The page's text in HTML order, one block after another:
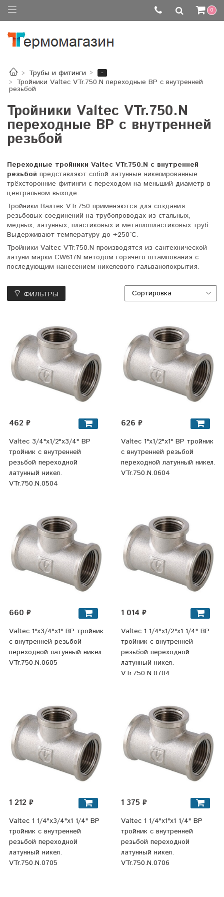
0
Трубы и фитинги
-
Тройники Valtec VTr.750.N переходные ВР с внутренней
резьбой
Тройники Valtec VTr.750.N
переходные ВР с внутренней
резьбой
Переходные тройники Valtec VTr.750.N с внутренней
резьбой представляют собой латунные никелированные
трёхсторонние фитинги с переходом на меньший диаметр в
центральном выходе.
Тройники Валтек VTr.750 применяются для создания
резьбовых соединений на трубопроводах из стальных,
медных, латунных, пластиковых и металлопластиковых труб.
Выдерживают температуру до +250°C.
Тройники Valtec VTr.750.N производятся из сантехнической
латуни марки CW617N методом горячего штампования с
последующим нанесением никелевого гальванопокрытия.
ФИЛЬТРЫ
462 ₽
Valtec 3/4"х1/2"х3/4" ВР
тройник с внутренней
резьбой переходной
латунный никел.
VTr.750.N.0504
626 ₽
Valtec 1"х1/2"х1" ВР тройник
с внутренней резьбой
переходной латунный никел.
VTr.750.N.0604
660 ₽
Valtec 1"х3/4"х1" ВР тройник
с внутренней резьбой
переходной латунный никел.
VTr.750.N.0605
1 014 ₽
Valtec 1 1/4"х1/2"х1 1/4" ВР
тройник с внутренней
резьбой переходной
латунный никел.
VTr.750.N.0704
1 212 ₽
Valtec 1 1/4"х3/4"х1 1/4" ВР
тройник с внутренней
резьбой переходной
латунный никел.
VTr.750.N.0705
1 375 ₽
Valtec 1 1/4"х1"х1 1/4" ВР
тройник с внутренней
резьбой переходной
латунный никел.
VTr.750.N.0706